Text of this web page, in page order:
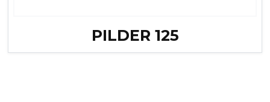
PILDER 125